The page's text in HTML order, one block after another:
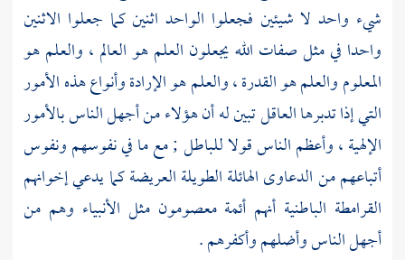
شيء واحد لا شيئين فجعلوا الواحد اثنين كما جعلوا الاثنين
واحدا في مثل صفات الله يجعلون العلم هو العالم ، والعلم هو
المعلوم والعلم هو القدرة ، والعلم هو الإرادة وأنواع هذه الأمور
التي إذا تدبرها العاقل تبين له أن هؤلاء من أجهل الناس بالأمور
الإلهية ، وأعظم الناس قولا للباطل ; مع ما في نفوسهم ونفوس
أتباعهم من الدعاوى الهائلة الطويلة العريضة كما يدعي إخوانهم
القرامطة الباطنية أنهم أئمة معصومون مثل الأنبياء وهم من
أجهل الناس وأضلهم وأكفرهم .